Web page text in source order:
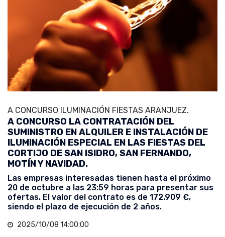
A CONCURSO ILUMINACIÓN FIESTAS ARANJUEZ.
A CONCURSO LA CONTRATACIÓN DEL
SUMINISTRO EN ALQUILER E INSTALACIÓN DE
ILUMINACIÓN ESPECIAL EN LAS FIESTAS DEL
CORTIJO DE SAN ISIDRO, SAN FERNANDO,
MOTÍN Y NAVIDAD.
Las empresas interesadas tienen hasta el próximo
20 de octubre a las 23:59 horas para presentar sus
ofertas. El valor del contrato es de 172.909 €,
siendo el plazo de ejecución de 2 años.
2025/10/08 14:00:00